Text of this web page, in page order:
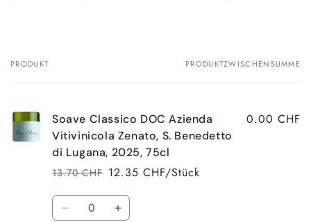
Dein
PRODUKT PRODUKTZWISCHENSUMME
Soave Classico DOC Azienda
Vitivinicola Zenato, S. Benedetto
di Lugana, 2025, 75cl
Normaler
Preis
13.70 CHF
Verkaufspreis12.35 CHF/Stück
0.00 CHF
Anzahl
VerringereErhöhe